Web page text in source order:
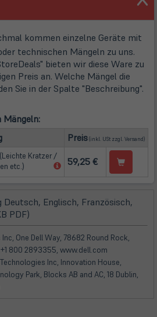
kommen einzelne Geräte mit
technischen Mängeln zu uns.
bieten wir diese Ware zu
Preis an. Welche Mängel die
Sie in der Spalte "Beschreibung".
Preis(inkl. USt zzgl. Versand)
Kratzer /
etc.)
(öffnet
Tab)
59,25 €
Deutsch, Englisch, Französisch,
PDF)
in
neuem
Tab)
One Dell Way, 78682 Round Rock,
+1 800 2893355, www.dell.com
Inc, Innovation House,
Park, Blocks AB and AC, 18 Dublin,